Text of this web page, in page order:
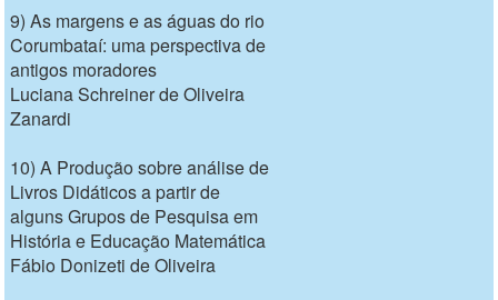
9) As margens e as águas do rio
Corumbataí: uma perspectiva de
antigos moradores
Luciana Schreiner de Oliveira
Zanardi
10) A Produção sobre análise de
Livros Didáticos a partir de
alguns Grupos de Pesquisa em
História e Educação Matemática
Fábio Donizeti de Oliveira